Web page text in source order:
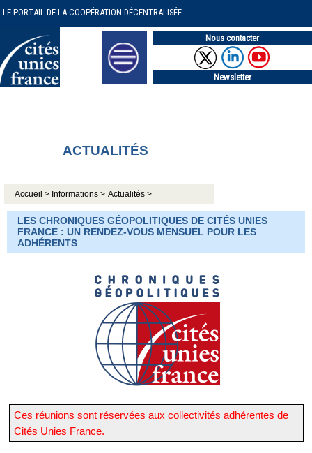
LE PORTAIL DE LA COOPÉRATION DÉCENTRALISÉE
Nous contacter
Newsletter
ACTUALITÉS
Accueil > Informations > Actualités >
LES CHRONIQUES GÉOPOLITIQUES DE CITÉS UNIES
FRANCE : UN RENDEZ-VOUS MENSUEL POUR LES
ADHÉRENTS
Ces réunions sont réservées aux collectivités adhérentes de
Cités Unies France.